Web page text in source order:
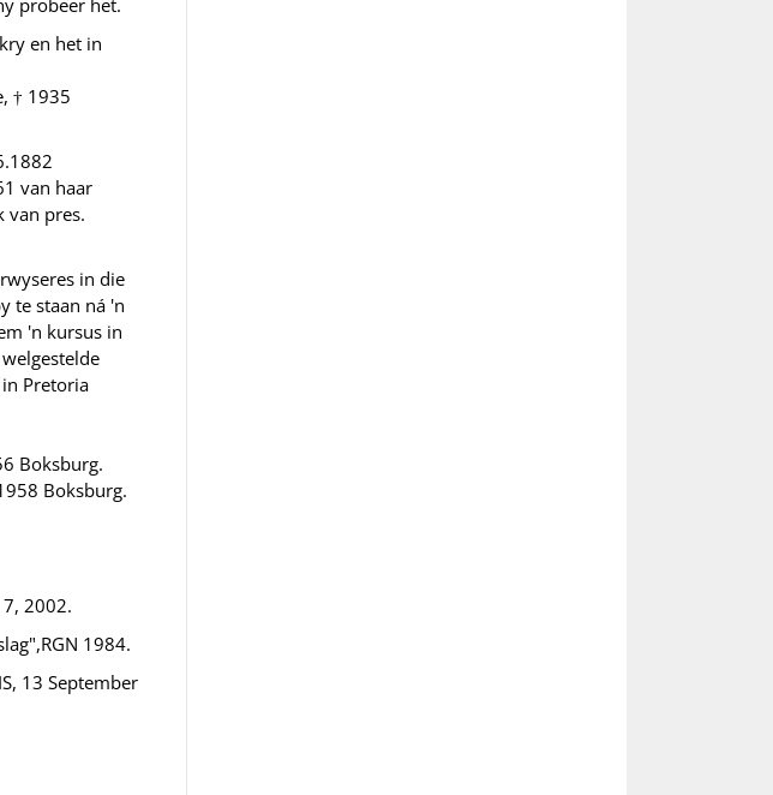
probeer het.
en het in
† 1935
van haar
van pres.
in die
te staan ná 'n
'n kursus in
Pretoria
Boksburg.
Boksburg.
2002.
1984.
13 September